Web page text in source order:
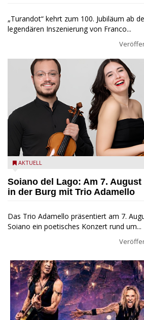
„Turandot“ kehrt zum 100. Jubiläum ab
legendären Inszenierung von Franco...
Trio Adamello
AKTUELL
Soiano del Lago: Am 7.
in der Burg mit Trio Adamello
Das Trio Adamello präsentiert am 7.
Soiano ein poetisches Konzert rund um...